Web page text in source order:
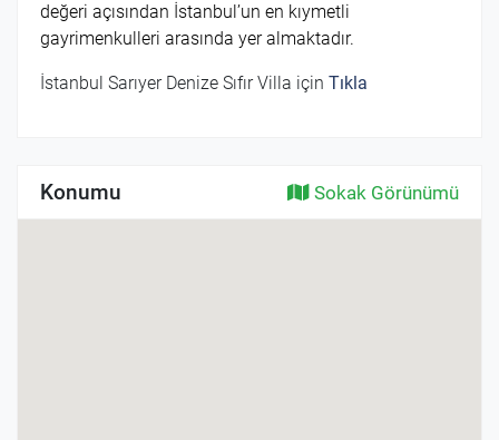
değeri açısından İstanbul’un en kıymetli
gayrimenkulleri arasında yer almaktadır.
İstanbul Sarıyer Denize Sıfır Villa için Tıkla
Konumu Sokak Görünümü